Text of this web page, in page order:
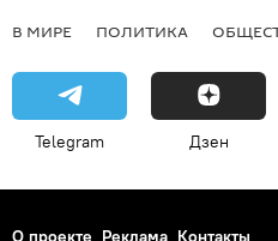
В МИРЕ ПОЛИТИКА
Telegram Дзен
О проекте Реклама Контакты